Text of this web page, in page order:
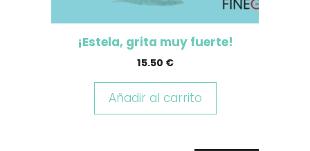
¡Estela, grita muy fuerte!
15.50 €
Añadir al carrito